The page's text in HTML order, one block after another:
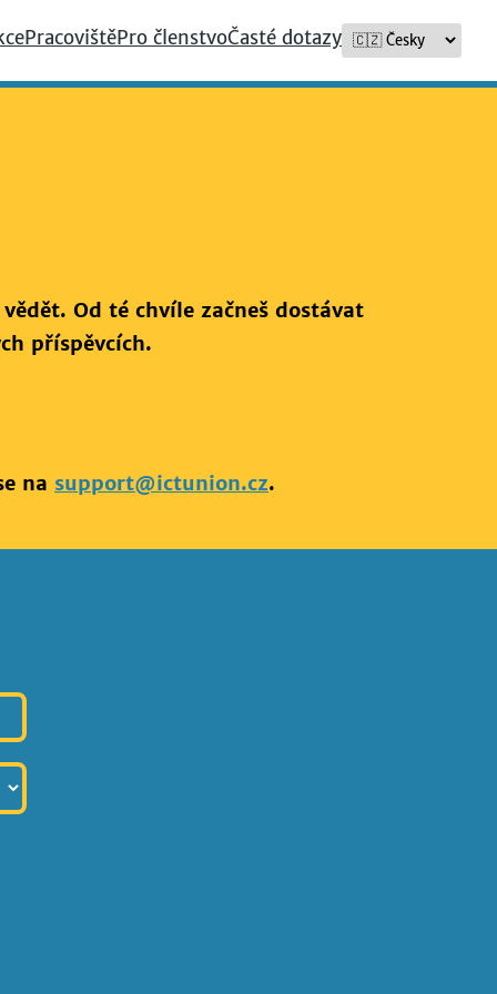
PracovištěPro členstvoČasté dotazy
Od té chvíle začneš dostávat
příspěvcích.
na support@ictunion.cz.